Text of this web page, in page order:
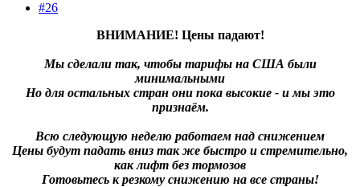
#26
ВНИМАНИЕ! Цены падают!
Мы сделали так, чтобы тарифы на США были
минимальными
Но для остальных стран они пока высокие - и мы это
признаём.
Всю следующую неделю работаем над снижением
Цены будут падать вниз так же быстро и стремительно,
как лифт без тормозов
Готовьтесь к резкому снижению на все страны!